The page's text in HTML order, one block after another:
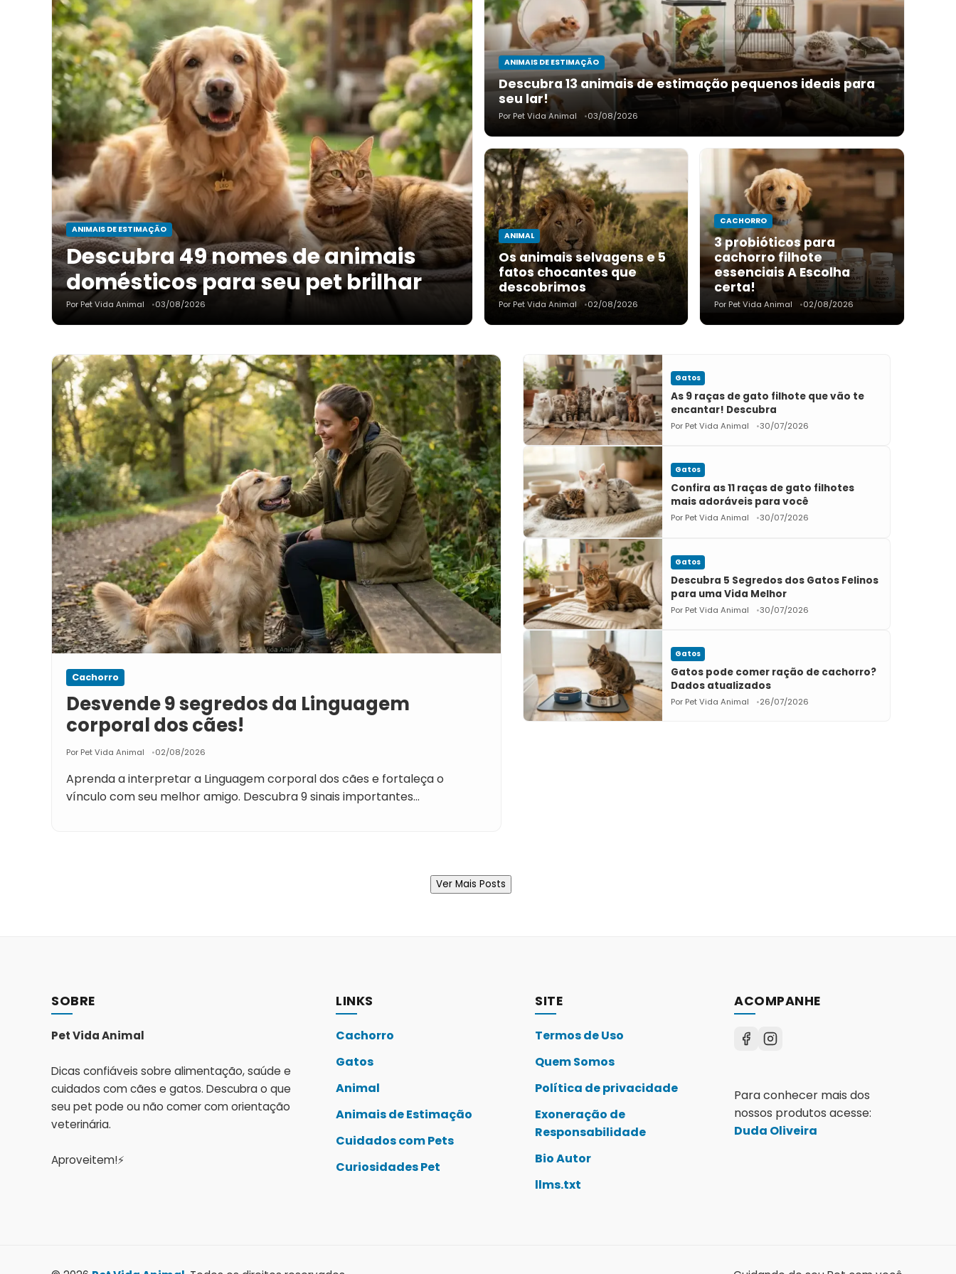
ANIMAIS DE ESTIMAÇÃO
Descubra 49 nomes de animais
domésticos para seu pet brilhar
Por Pet Vida Animal 03/08/2026
ANIMAIS DE ESTIMAÇÃO
Descubra 13 animais de estimação pequenos ideais para
seu lar!
Por Pet Vida Animal 03/08/2026
ANIMAL
Os animais selvagens e 5
fatos chocantes que
descobrimos
Por Pet Vida Animal 02/08/2026
CACHORRO
3 probióticos para
cachorro filhote
essenciais A Escolha
certa!
Por Pet Vida Animal 02/08/2026
Cachorro
Desvende 9 segredos da Linguagem
corporal dos cães!
Por Pet Vida Animal 02/08/2026
Aprenda a interpretar a Linguagem corporal dos cães e fortaleça o
vínculo com seu melhor amigo. Descubra 9 sinais importantes…
Gatos
As 9 raças de gato filhote que vão te
encantar! Descubra
Por Pet Vida Animal 30/07/2026
Gatos
Confira as 11 raças de gato filhotes
mais adoráveis para você
Por Pet Vida Animal 30/07/2026
Gatos
Descubra 5 Segredos dos Gatos Felinos
para uma Vida Melhor
Por Pet Vida Animal 30/07/2026
Gatos
Gatos pode comer ração de cachorro?
Dados atualizados
Por Pet Vida Animal 26/07/2026
Ver Mais Posts
SOBRE
Pet Vida Animal
Dicas confiáveis sobre alimentação, saúde e
cuidados com cães e gatos. Descubra o que
seu pet pode ou não comer com orientação
veterinária.
Aproveitem!⚡
LINKS
Cachorro
Gatos
Animal
Animais de Estimação
Cuidados com Pets
Curiosidades Pet
SITE
Termos de Uso
Quem Somos
Política de privacidade
Exoneração de
Responsabilidade
Bio Autor
llms.txt
ACOMPANHE
Para conhecer mais dos
nossos produtos acesse:
Duda Oliveira